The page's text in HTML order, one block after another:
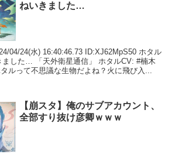
ねいきました…
04/24(水) 16:40:46.73 ID:XJ62MpS50 ホタル
ました… 「天外衛星通信」 ホタルCV: #楠木
ルって不思議な生物だよね？火に飛び入...
【崩スタ】俺のサブアカウント、
全部すり抜け彦卿ｗｗｗ